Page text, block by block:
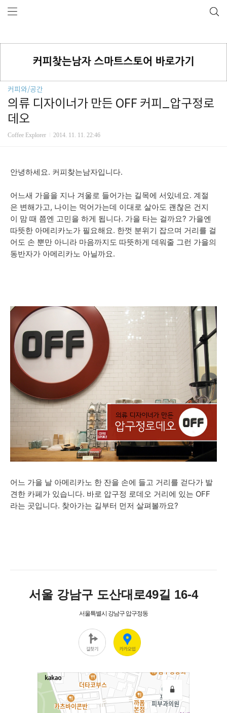
커피와/공간
의류 디자이너가 만든 OFF 커피_압구정로
데오
Coffee Explorer 2014. 11. 11. 22:46
안녕하세요. 커피찾는남자입니다.
어느새 가을을 지나 겨울로 들어가는 길목에 서있네요. 계절
은 변해가고, 나이는 먹어가는데 이대로 살아도 괜찮은 건지
이 맘 때 쯤엔 고민을 하게 됩니다. 가을 타는 걸까요? 가을엔
따뜻한 아메리카노가 필요해요. 한껏 분위기 잡으며 거리를 걸
어도 손 뿐만 아니라 마음까지도 따뜻하게 데워줄 그런 가을의
동반자가 아메리카노 아닐까요.
어느 가을 날 아메리카노 한 잔을 손에 들고 거리를 걷다가 발
견한 카페가 있습니다. 바로 압구정 로데오 거리에 있는 OFF
라는 곳입니다. 찾아가는 길부터 먼저 살펴볼까요?